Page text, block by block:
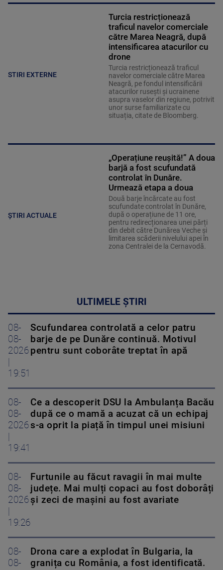
STIRI EXTERNE
Turcia restricționează
traficul navelor comerciale
către Marea Neagră, după
intensificarea atacurilor cu
drone
Turcia restricționează traficul
navelor comerciale către Marea
Neagră, pe fondul intensificării
atacurilor rusești și ucrainene
asupra vaselor din regiune, potrivit
unor surse familiarizate cu
situația, citate de Bloomberg.
ȘTIRI ACTUALE
„Operațiune reușită!” A doua
barjă a fost scufundată
controlat în Dunăre.
Urmează etapa a doua
Două barje încărcate au fost
scufundate controlat în Dunăre,
după o operațiune de 11 ore,
pentru redirecționarea unei părți
din debit către Dunărea Veche și
limitarea scăderii nivelului apei în
zona Centralei de la Cernavodă.
ULTIMELE ȘTIRI
08-
08-
2026
19:51
Scufundarea controlată a celor patru
barje de pe Dunăre continuă. Motivul
pentru sunt coborâte treptat în apă
08-
08-
2026
19:41
Ce a descoperit DSU la Ambulanța Bacău
după ce o mamă a acuzat că un echipaj
s-a oprit la piață în timpul unei misiuni
08-
08-
2026
19:26
Furtunile au făcut ravagii în mai multe
județe. Mai mulți copaci au fost doborâți
și zeci de mașini au fost avariate
08-
08-
Drona care a explodat în Bulgaria, la
granița cu România, a fost identificată.